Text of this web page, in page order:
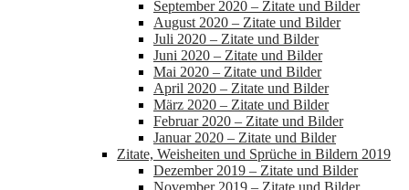
September 2020 – Zitate und Bilder
August 2020 – Zitate und Bilder
Juli 2020 – Zitate und Bilder
Juni 2020 – Zitate und Bilder
Mai 2020 – Zitate und Bilder
April 2020 – Zitate und Bilder
März 2020 – Zitate und Bilder
Februar 2020 – Zitate und Bilder
Januar 2020 – Zitate und Bilder
Zitate, Weisheiten und Sprüche in Bildern 2019
Dezember 2019 – Zitate und Bilder
November 2019 – Zitate und Bilder